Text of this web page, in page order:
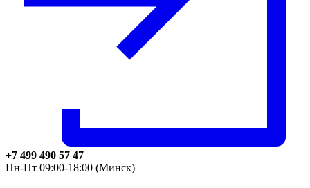
+7 499 490 57 47
Пн-Пт 09:00-18:00 (Минск)